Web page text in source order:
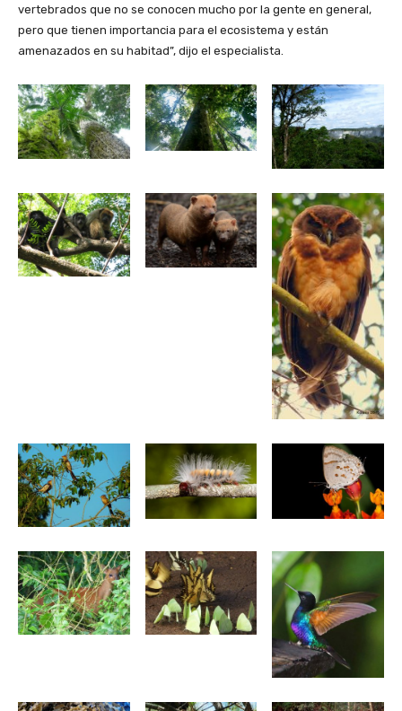
vertebrados que no se conocen mucho por la gente en general,
pero que tienen importancia para el ecosistema y están
amenazados en su habitad”, dijo el especialista.